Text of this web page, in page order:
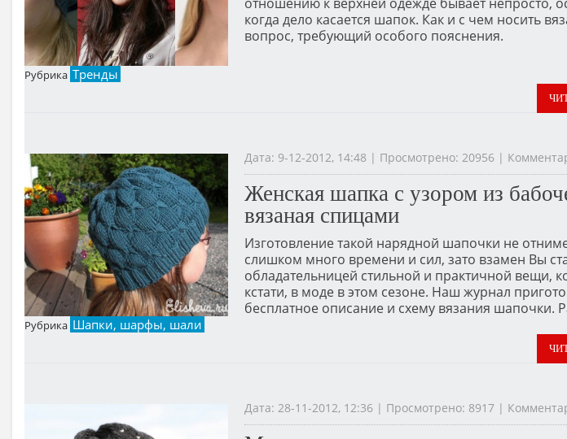
когда дело касается шапок. Как и с чем носить
вопрос, требующий особого пояснения.
Рубрика Тренды
Дата: 9-12-2012, 14:48 | Просмотрено: 20956 |
Женская шапка с узором из
вязаная спицами
Изготовление такой нарядной шапочки не
слишком много времени и сил, зато взамен Вы
обладательницей стильной и практичной вещи,
кстати, в моде в этом сезоне. Наш журнал
бесплатное описание и схему вязания шапочки.
Рубрика Шапки, шарфы, шали
Дата: 28-11-2012, 12:36 | Просмотрено: 8917 |